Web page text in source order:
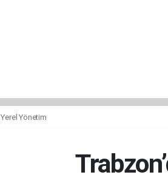
Yerel Yönetim